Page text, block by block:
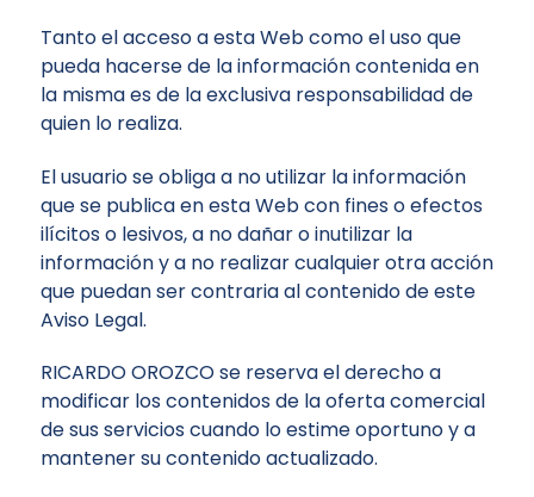
Tanto el acceso a esta Web como el uso que
pueda hacerse de la información contenida en
la misma es de la exclusiva responsabilidad de
quien lo realiza.
El usuario se obliga a no utilizar la información
que se publica en esta Web con fines o efectos
ilícitos o lesivos, a no dañar o inutilizar la
información y a no realizar cualquier otra acción
que puedan ser contraria al contenido de este
Aviso Legal.
RICARDO OROZCO se reserva el derecho a
modificar los contenidos de la oferta comercial
de sus servicios cuando lo estime oportuno y a
mantener su contenido actualizado.